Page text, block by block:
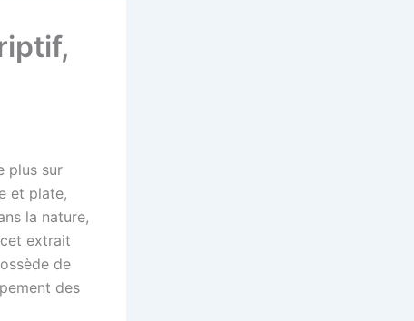
plus sur
et plate,
la nature,
extrait
de
des